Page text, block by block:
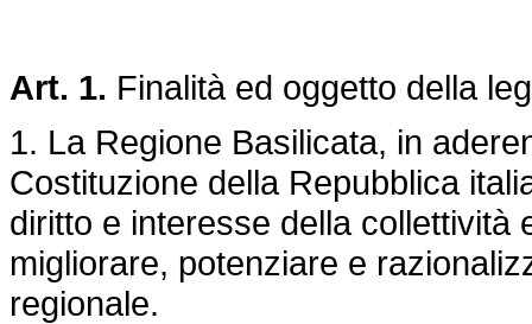
Art. 1. Finalità ed oggetto della
1. La Regione Basilicata, in
Costituzione della Repubblica
diritto e interesse della collettività
migliorare, potenziare e
regionale.